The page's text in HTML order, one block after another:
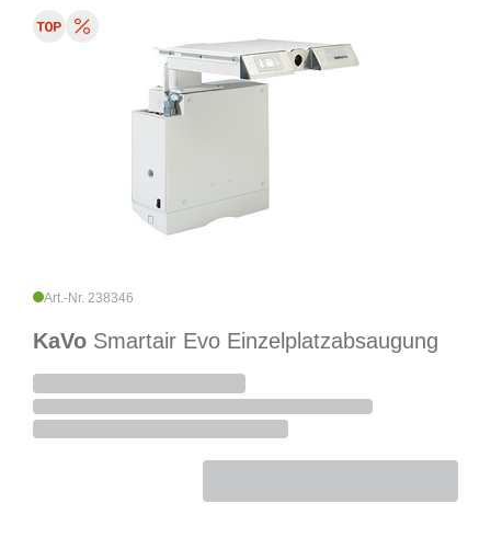
Art.-Nr. 238346
KaVo Smartair Evo Einzelplatzabsaugung